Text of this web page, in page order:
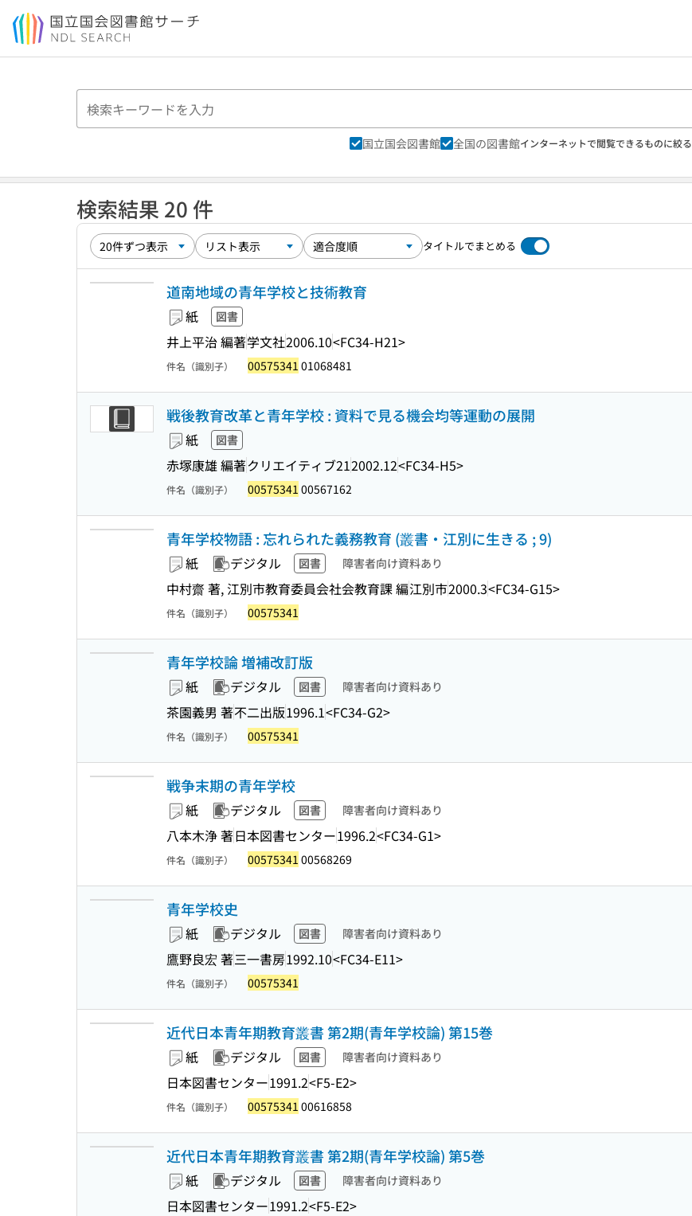
本文へ移動
国立国会図書館 全国の図書館インターネットで閲覧できるものに絞る
検索結果 20 件
タイトルでまとめる
道南地域の青年学校と技術教育
紙 図書
井上平治 編著学文社2006.10<FC34-H21>
件名（識別子） 00575341 01068481
戦後教育改革と青年学校 : 資料で見る機会均等運動の展開
紙 図書
赤塚康雄 編著クリエイティブ212002.12<FC34-H5>
件名（識別子） 00575341 00567162
青年学校物語 : 忘れられた義務教育 (叢書・江別に生きる ; 9)
紙 デジタル 図書 障害者向け資料あり
中村齋 著, 江別市教育委員会社会教育課 編江別市2000.3<FC34-G15>
件名（識別子） 00575341
青年学校論 増補改訂版
紙 デジタル 図書 障害者向け資料あり
茶園義男 著不二出版1996.1<FC34-G2>
件名（識別子） 00575341
戦争末期の青年学校
紙 デジタル 図書 障害者向け資料あり
八本木浄 著日本図書センター1996.2<FC34-G1>
件名（識別子） 00575341 00568269
青年学校史
紙 デジタル 図書 障害者向け資料あり
鷹野良宏 著三一書房1992.10<FC34-E11>
件名（識別子） 00575341
近代日本青年期教育叢書 第2期(青年学校論) 第15巻
紙 デジタル 図書 障害者向け資料あり
日本図書センター1991.2<F5-E2>
件名（識別子） 00575341 00616858
近代日本青年期教育叢書 第2期(青年学校論) 第5巻
紙 デジタル 図書 障害者向け資料あり
日本図書センター1991.2<F5-E2>